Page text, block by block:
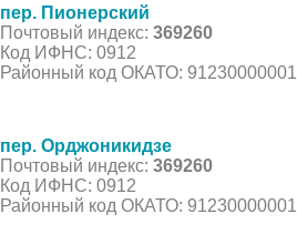
пер. Пионерский
Почтовый индекс: 369260
Код ИФНС: 0912
Районный код ОКАТО: 91230000001
пер. Орджоникидзе
Почтовый индекс: 369260
Код ИФНС: 0912
Районный код ОКАТО: 91230000001